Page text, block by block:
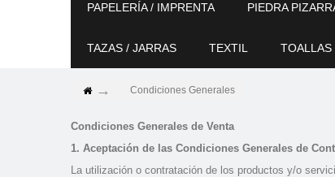
PAPELERÍA / IMPRENTA PIEDRA
TAZAS / JARRAS TEXTIL TOALLAS
Condiciones Generales
Condiciones Generales de Venta
1. Aceptación de las Condiciones Generales de
La utilización o contratación de los productos y/o